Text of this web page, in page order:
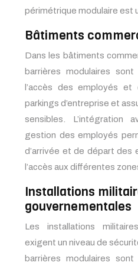
périmétrique modulaire est
Bâtiments
Dans les bâtiments
barrières modulaires
l’accès des employés
parkings d’entreprise et
sensibles. L’intégration
gestion des employés
d’arrivée et de départ des
l’accès aux différentes
Installations
gouvernementales
Les installations
exigent un niveau de
barrières modulaires